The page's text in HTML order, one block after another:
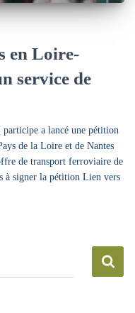
en Loire-
service de
a lancé une pétition
de la Loire et de Nantes
de transport ferroviaire de
à signer la pétition Lien vers